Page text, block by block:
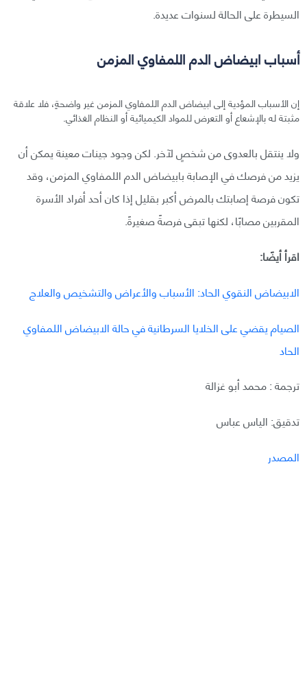
السيطرة على الحالة لسنوات عديدة.
أسباب ابيضاض الدم اللمفاوي المزمن
إن الأسباب المؤدية إلى ابيضاض الدم اللمفاوي المزمن غير واضحةٍ، فلا علاقة
مثبتة له بالإشعاع أو التعرض للمواد الكيميائية أو النظام الغذائي.
ولا ينتقل بالعدوى من شخصٍ لآخر. لكن وجود جينات معينة يمكن أن
يزيد من فرصك في الإصابة بابيضاض الدم اللمفاوي المزمن، وقد
تكون فرصة إصابتك بالمرض أكبر بقليل إذا كان أحد أفراد الأسرة
المقربين مصابًا، لكنها تبقى فرصةً صغيرةً.
اقرأ أيضًا:
الابيضاض النقوي الحاد: الأسباب والأعراض والتشخيص والعلاج
الصيام يقضي على الخلايا السرطانية في حالة الابيضاض اللمفاوي
الحاد
ترجمة : محمد أبو غزالة
تدقيق: الياس عباس
المصدر